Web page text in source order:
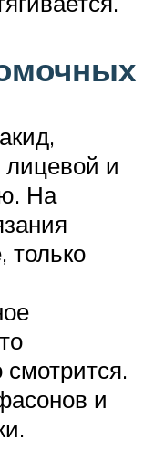
и
На
только
и